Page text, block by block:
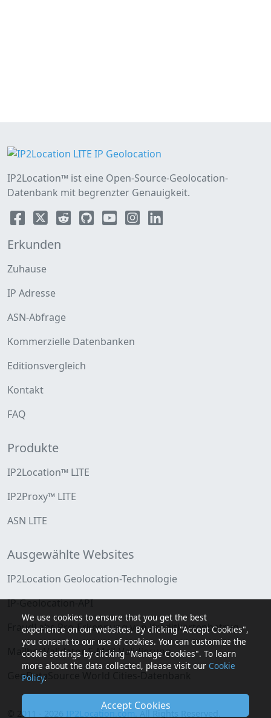
IP2Location™ ist eine Open-Source-Geolocation-
Datenbank mit begrenzter Genauigkeit.
Erkunden
Zuhause
IP Adresse
ASN-Abfrage
Kommerzielle Datenbanken
Editionsvergleich
Kontakt
FAQ
Produkte
IP2Location™ LITE
IP2Proxy™ LITE
ASN LITE
Ausgewählte Websites
IP2Location Geolocation-Technologie
IP-Geolocation-API
FraudLabs Pro-Erkennung von Kreditkartenbetrug
MailboxValidator E-Mail-Validierung
GeoDataSource World Cities-Datenbank
© 2011 - 2026 IP2Location.com
We use cookies to ensure that you get the best
experience on our websites. By clicking "Accept Cookies",
you consent to our use of cookies. You can customize the
cookie settings by clicking "Manage Cookies". To learn
more about the data collected, please visit our Cookie
Policy.
Accept Cookies